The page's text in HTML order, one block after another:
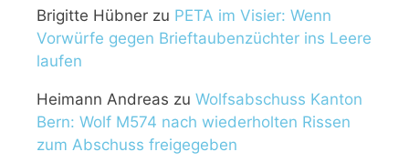
Brigitte Hübner zu PETA im Visier: Wenn
Vorwürfe gegen Brieftaubenzüchter ins Leere
laufen
Heimann Andreas zu Wolfsabschuss Kanton
Bern: Wolf M574 nach wiederholten Rissen
zum Abschuss freigegeben